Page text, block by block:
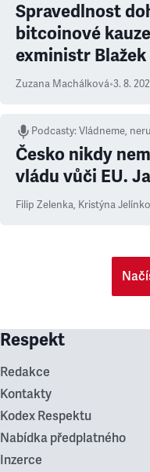
Spravedlnost
bitcoinové
exministr Blažek
Zuzana Machálková•3. 8.
Podcasty:Vládneme,
Česko nikdy
vládu vůči EU.
Filip Zelenka, Kristýna
Respekt
Redakce
Kontakty
Kodex Respektu
Nabídka předplatného
Inzerce